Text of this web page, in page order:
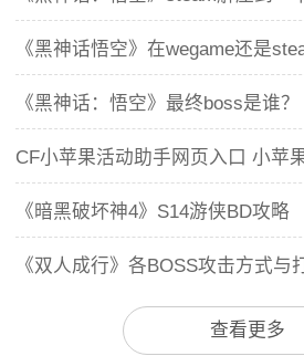
《黑神话悟空》在wegame还是
《黑神话：悟空》最终boss是谁？
《暗黑破坏神4》S14游侠BD攻略
《双人成行》各BOSS攻击方式与
查看更多